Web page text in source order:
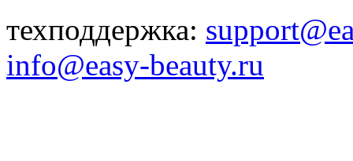
техподдержка:
info@easy-beauty.ru